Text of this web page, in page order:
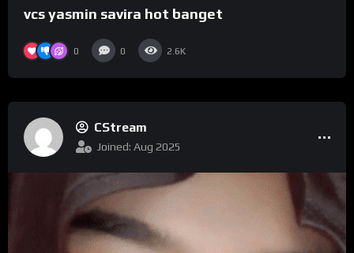
vcs yasmin savira hot banget
0 0 2.6K
CStream
Joined: Aug 2025